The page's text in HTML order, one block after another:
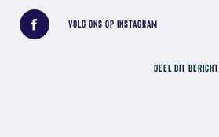
VOLG ONS OP INSTAGRAM
DEEL DIT BERICHT